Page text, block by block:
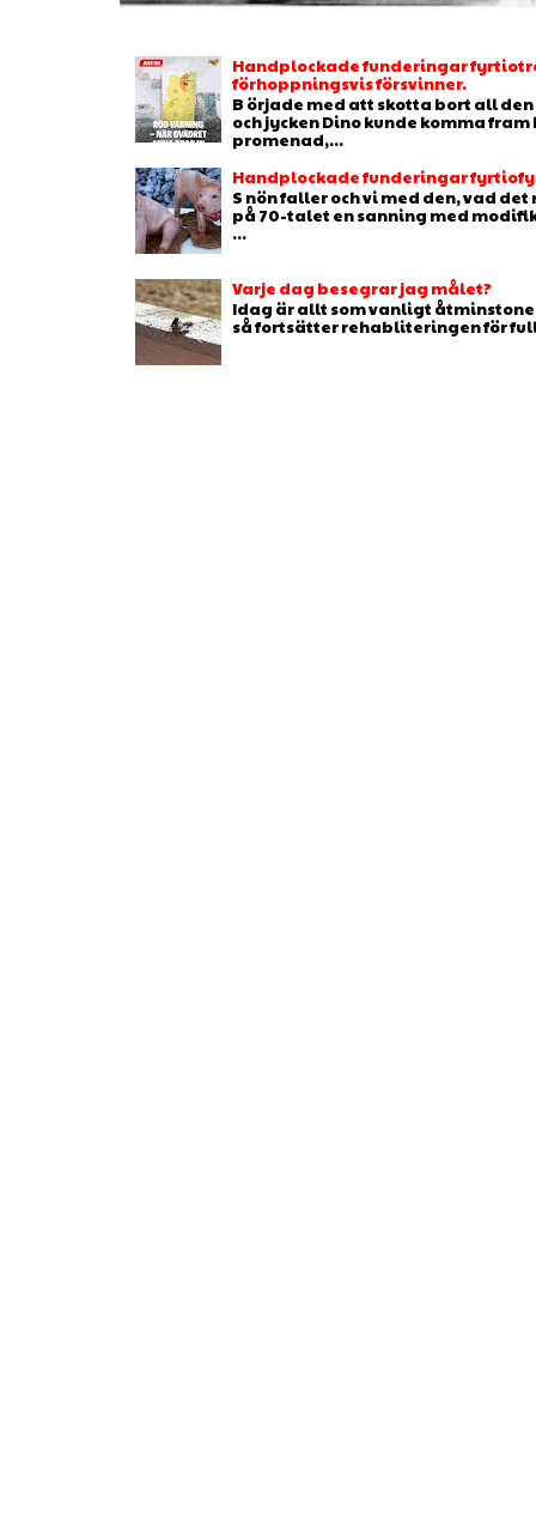
Handplockade funderingar
förhoppningsvis försvinner.
B örjade med att skotta bort all
och jycken Dino kunde komma
promenad,...
Handplockade funderingar
S nön faller och vi med den, vad
på 70-talet en sanning med
...
Varje dag besegrar jag målet?
Idag är allt som vanligt
så fortsätter rehabliteringen för